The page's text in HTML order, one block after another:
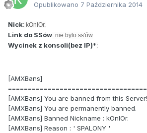
Opublikowano 7 Października 2014
Nick: kOnIOr.
Link do SSów: nie bylo ss'ów
Wycinek z konsoli(bez IP)*:
[AMXBans]
[AMXBans] You are banned from this Server!
[AMXBans] You are permanently banned.
[AMXBans] Banned Nickname : kOnIOr.
[AMXBans] Reason : ' SPALONY '